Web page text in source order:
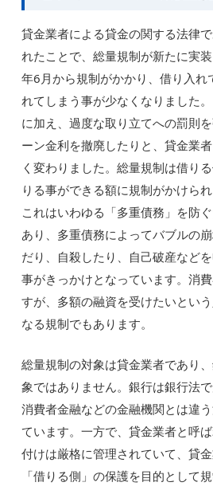
貸金業者による貸金の関する法律
れたことで、総量規制が新たに実
年6月から規制がかかり、借り入れ
れてしまう事が少なくなりました
に加え、過度な取り立てへの罰則
ーン金利を撤廃したりと、貸金業
く変わりました。総量規制は借り
りる事ができる額に規制がかけられ
これはいわゆる「多重債務」を防
あり、多重債務によってバブルの
だり、自殺したり、自己破産など
事がきっかけとなっています。消
すが、多額の融資を受けたいとい
なる規制でもあります。
総量規制の対象は貸金業者であり
象ではありません。銀行は銀行法で
消費者金融などの金融機関とは違
ています。一方で、貸金業者と呼
付けは厳格に管理されていて、貸
「借りる側」の保護を目的として